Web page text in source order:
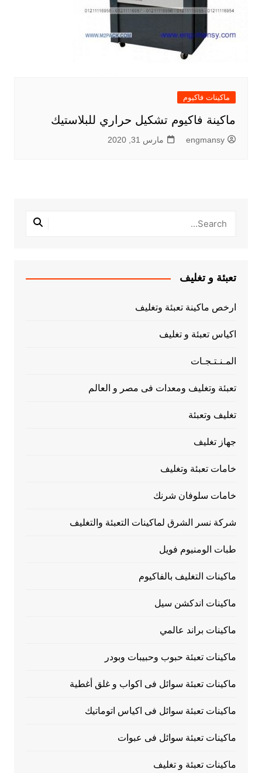
ماكينات فاكيوم
ماكينة فاكيوم تشكيل حراري للبلاستيك
engmansy مارس 31, 2020
تعبئة و تغليف
ارخص ماكينة تعبئة وتغليف
اكياس تعبئة و تغليف
المـنـتـجـات
تعبئة وتغليف ومعدات فى مصر و العالم
تغليف وتعبئة
جهاز تغليف
خامات تعبئة وتغليف
خامات سلوفان شرنك
شركة نسر الشرق لماكينات التعبئة والتغليف
طبات الومنيوم فويل
ماكينات التغليف بالفاكيوم
ماكينات اندكشن سيل
ماكينات براند عالمي
ماكينات تعبئة حبوب وحبيبات وبودر
ماكينات تعبئة سوائل فى اكواب و غلق أغطية
ماكينات تعبئة سوائل فى اكياس اتوماتيك
ماكينات تعبئة سوائل فى عبوات
ماكينات تعبئة و تغليف